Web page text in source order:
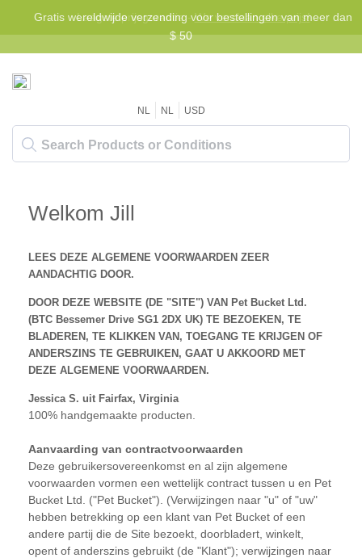
Laagste prijsgarantie -We verslaan elke prijs!
Gratis wereldwijde verzending voor bestellingen van meer dan
$ 50
NL NL USD
Welkom Jill
LEES DEZE ALGEMENE VOORWAARDEN ZEER
AANDACHTIG DOOR.
DOOR DEZE WEBSITE (DE "SITE") VAN Pet Bucket Ltd.
(BTC Bessemer Drive SG1 2DX UK) TE BEZOEKEN, TE
BLADEREN, TE KLIKKEN VAN, TOEGANG TE KRIJGEN OF
ANDERSZINS TE GEBRUIKEN, GAAT U AKKOORD MET
DEZE ALGEMENE VOORWAARDEN.
Jessica S. uit Fairfax, Virginia
100% handgemaakte producten.
Aanvaarding van contractvoorwaarden
Deze gebruikersovereenkomst en al zijn algemene
voorwaarden vormen een wettelijk contract tussen u en Pet
Bucket Ltd. ("Pet Bucket"). (Verwijzingen naar "u" of "uw"
hebben betrekking op een klant van Pet Bucket of een
andere partij die de Site bezoekt, doorbladert, winkelt,
opent of anderszins gebruikt (de "Klant"); verwijzingen naar